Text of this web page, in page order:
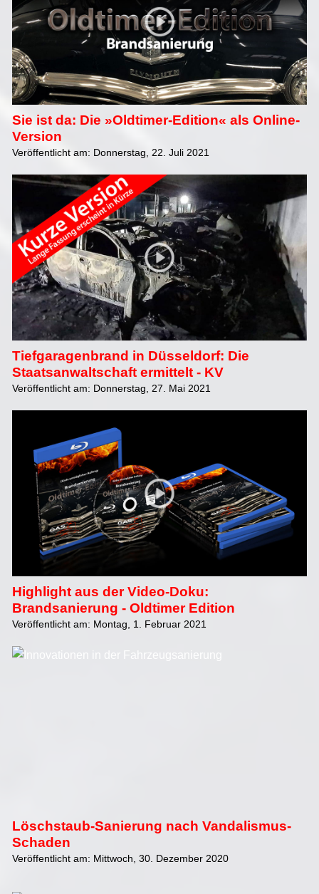
Sie ist da: Die »Oldtimer-Edition« als Online-
Version
Veröffentlicht am: Donnerstag, 22. Juli 2021
Tiefgaragenbrand in Düsseldorf: Die
Staatsanwaltschaft ermittelt - KV
Veröffentlicht am: Donnerstag, 27. Mai 2021
Highlight aus der Video-Doku:
Brandsanierung - Oldtimer Edition
Veröffentlicht am: Montag, 1. Februar 2021
Löschstaub-Sanierung nach Vandalismus-
Schaden
Veröffentlicht am: Mittwoch, 30. Dezember 2020